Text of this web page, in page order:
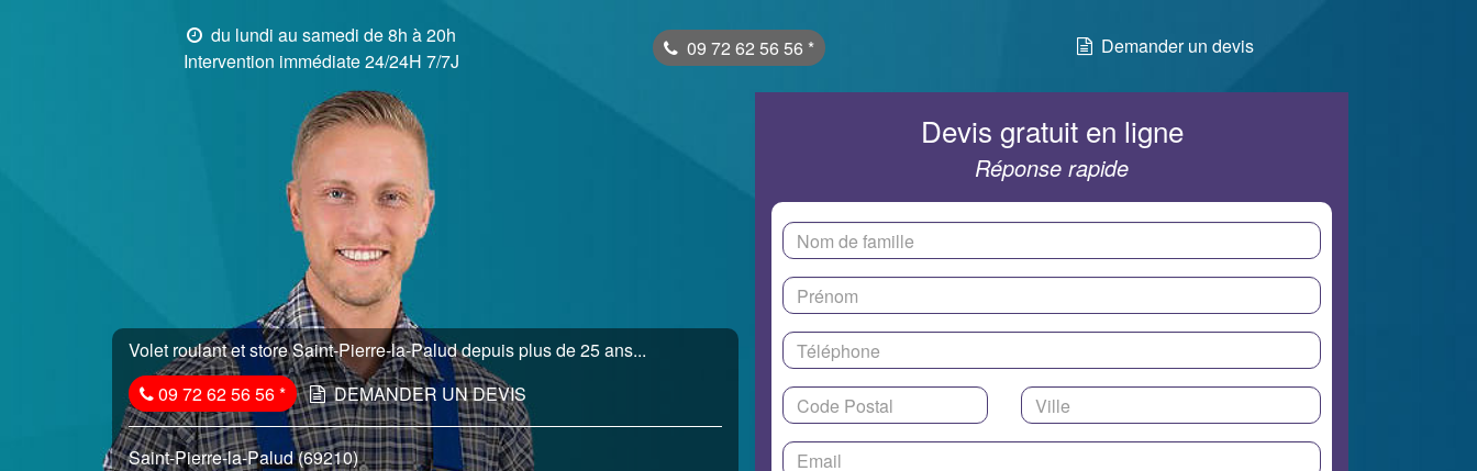
du lundi au samedi de 8h à 20h
Intervention immédiate 24/24H 7/7J
09 72 62 56 56 * Demander un devis
Volet roulant et store Saint-Pierre-la-Palud depuis plus de 25 ans...
09 72 62 56 56* DEMANDER UN DEVIS
Saint-Pierre-la-Palud (69210)
Devis gratuit en ligne
Réponse rapide